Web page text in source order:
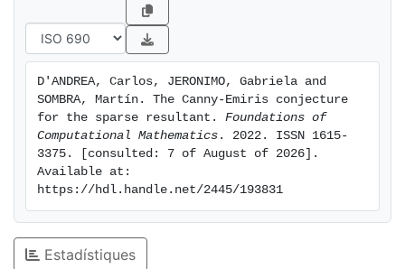
D'ANDREA, Carlos, JERONIMO, Gabriela and
SOMBRA, Martín. The Canny-Emiris conjecture
for the sparse resultant. Foundations of
Computational Mathematics . 2022. ISSN 1615-
3375. [consulted: 7 of August of 2026].
Available at:
https://hdl.handle.net/2445/193831
Estadístiques